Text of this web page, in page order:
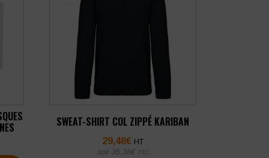
SWEAT-SHIRT COL ZIPPÉ KARIBAN
29,48€ HT
soit 35,38€ TTC